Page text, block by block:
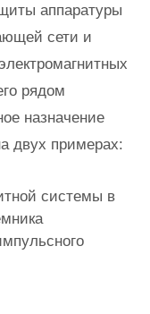
аппаратуры
сети и
рядом
назначение
двух примерах:
системы в